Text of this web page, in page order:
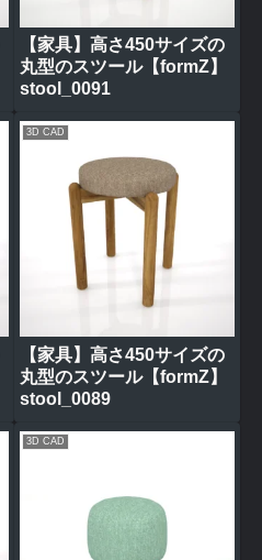
【家具】高さ450サイズの
丸型のスツール【formZ】
stool_0091
3D CAD
【家具】高さ450サイズの
丸型のスツール【formZ】
stool_0089
3D CAD